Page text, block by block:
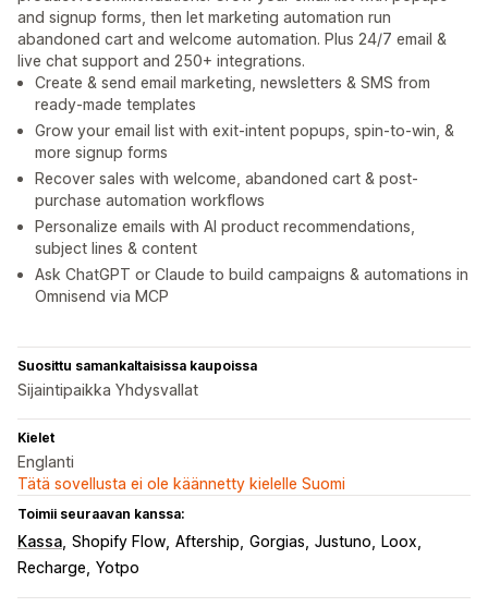
and signup forms, then let marketing automation run
abandoned cart and welcome automation. Plus 24/7 email &
live chat support and 250+ integrations.
Create & send email marketing, newsletters & SMS from
ready-made templates
Grow your email list with exit-intent popups, spin-to-win, &
more signup forms
Recover sales with welcome, abandoned cart & post-
purchase automation workflows
Personalize emails with AI product recommendations,
subject lines & content
Ask ChatGPT or Claude to build campaigns & automations in
Omnisend via MCP
Suosittu samankaltaisissa kaupoissa
Sijaintipaikka Yhdysvallat
Kielet
Englanti
Tätä sovellusta ei ole käännetty kielelle Suomi
Toimii seuraavan kanssa:
Kassa Shopify Flow Aftership Gorgias Justuno
Loox
Recharge Yotpo